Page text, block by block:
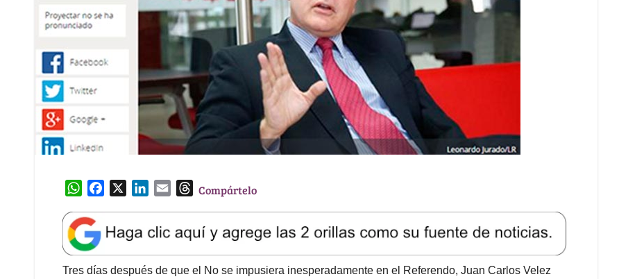
W
a
t
s
A
e
b
o
k
e
d
l
T
e
a
d
Compártelo
Tres días después de que el No se impusiera inesperadamente en el Referendo, Juan Carlos Velez